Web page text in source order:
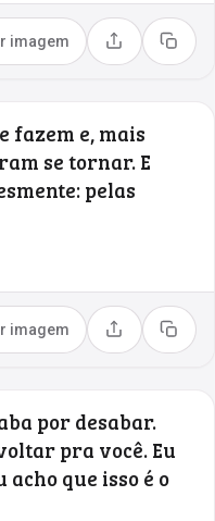
imagem Compartilhar
Copiar
fazem e, mais
se tornar. E
pelas
imagem Compartilhar
Copiar
por desabar.
pra você. Eu
acho que isso é o